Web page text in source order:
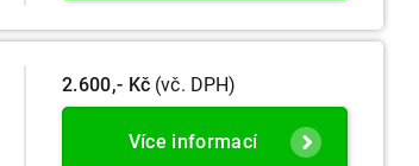
2.600,- Kč (vč. DPH)
Více informací